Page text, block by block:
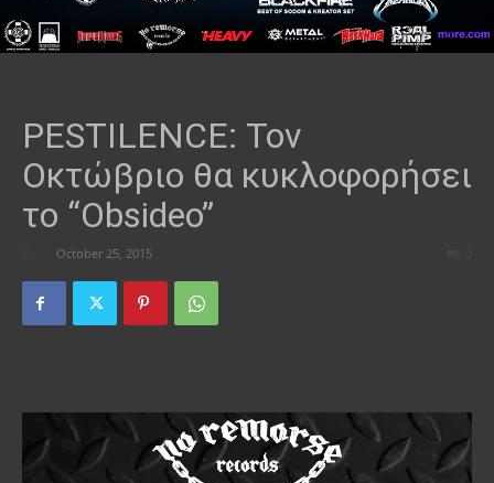
PESTILENCE: Τον
Οκτώβριο θα κυκλοφορήσει
το “Obsideo”
October 25, 2015